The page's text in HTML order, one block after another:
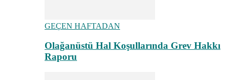
GEÇEN HAFTADAN
Olağanüstü Hal Koşullarında Grev Hakkı
Raporu